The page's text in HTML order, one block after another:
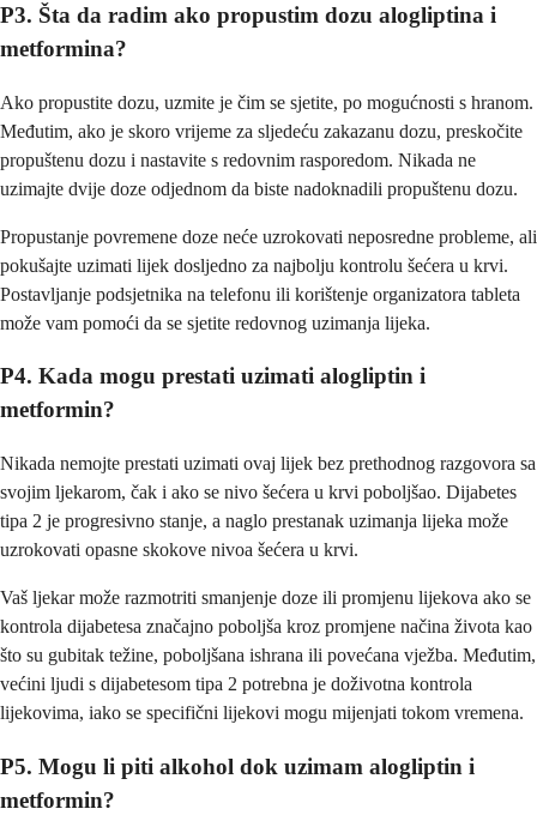
P3. Šta da radim ako propustim dozu alogliptina i
metformina?
Ako propustite dozu, uzmite je čim se sjetite, po mogućnosti s hranom.
Međutim, ako je skoro vrijeme za sljedeću zakazanu dozu, preskočite
propuštenu dozu i nastavite s redovnim rasporedom. Nikada ne
uzimajte dvije doze odjednom da biste nadoknadili propuštenu dozu.
Propustanje povremene doze neće uzrokovati neposredne probleme, ali
pokušajte uzimati lijek dosljedno za najbolju kontrolu šećera u krvi.
Postavljanje podsjetnika na telefonu ili korištenje organizatora tableta
može vam pomoći da se sjetite redovnog uzimanja lijeka.
P4. Kada mogu prestati uzimati alogliptin i
metformin?
Nikada nemojte prestati uzimati ovaj lijek bez prethodnog razgovora sa
svojim ljekarom, čak i ako se nivo šećera u krvi poboljšao. Dijabetes
tipa 2 je progresivno stanje, a naglo prestanak uzimanja lijeka može
uzrokovati opasne skokove nivoa šećera u krvi.
Vaš ljekar može razmotriti smanjenje doze ili promjenu lijekova ako se
kontrola dijabetesa značajno poboljša kroz promjene načina života kao
što su gubitak težine, poboljšana ishrana ili povećana vježba. Međutim,
većini ljudi s dijabetesom tipa 2 potrebna je doživotna kontrola
lijekovima, iako se specifični lijekovi mogu mijenjati tokom vremena.
P5. Mogu li piti alkohol dok uzimam alogliptin i
metformin?